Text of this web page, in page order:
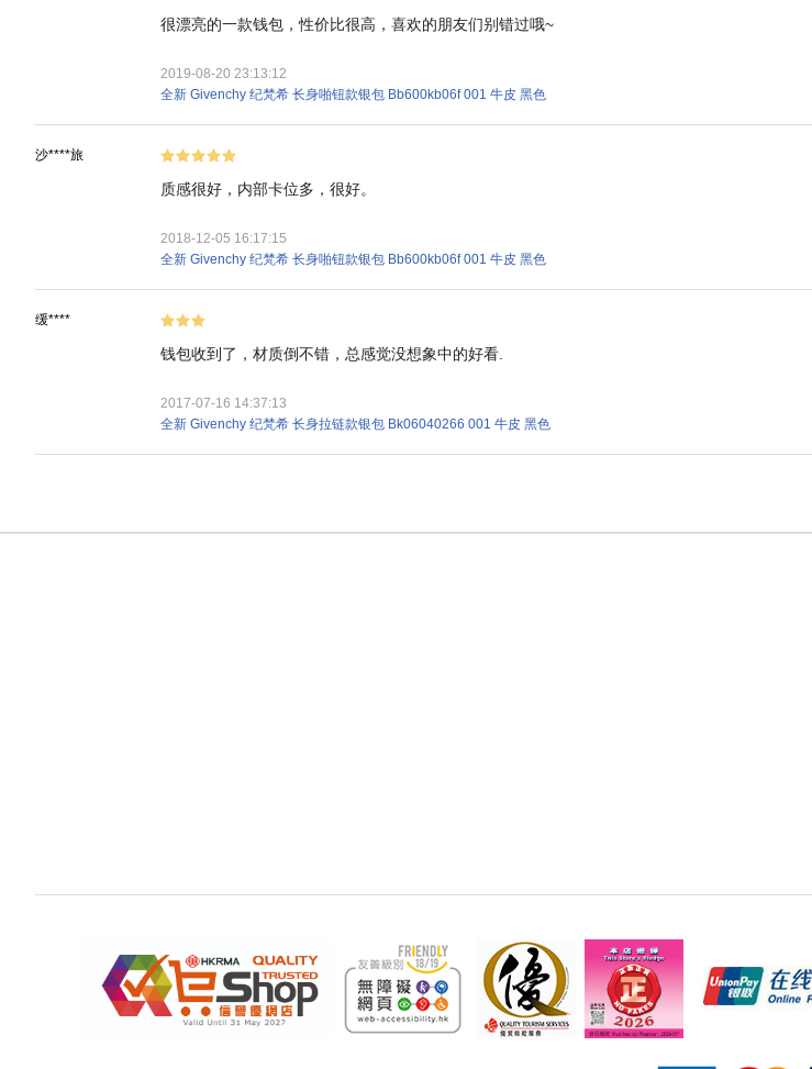
很漂亮的一款钱包，性价比很高，喜欢的朋友们别错过哦~
2019-08-20 23:13:12
全新 Givenchy 纪梵希 长身啪钮款银包 Bb600kb06f 001 牛皮 黑色
沙****旅
质感很好，内部卡位多，很好。
2018-12-05 16:17:15
全新 Givenchy 纪梵希 长身啪钮款银包 Bb600kb06f 001 牛皮 黑色
缓****
钱包收到了，材质倒不错，总感觉没想象中的好看.
2017-07-16 14:37:13
全新 Givenchy 纪梵希 长身拉链款银包 Bk06040266 001 牛皮 黑色